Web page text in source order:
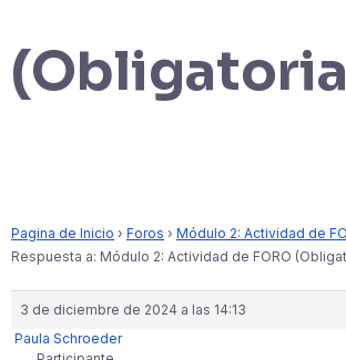
Pagina de Inicio › Foros › Módulo 2: Actividad de
Respuesta a: Módulo 2: Actividad de FORO
3 de diciembre de 2024 a las 14:13
Paula Schroeder